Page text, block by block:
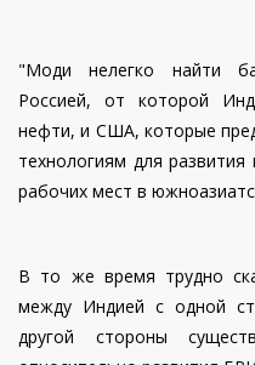
"Моди нелегко найти
Россией, от которой
нефти, и США, которые
технологиям для
рабочих мест в
В то же время трудно
между Индией с одной
другой стороны